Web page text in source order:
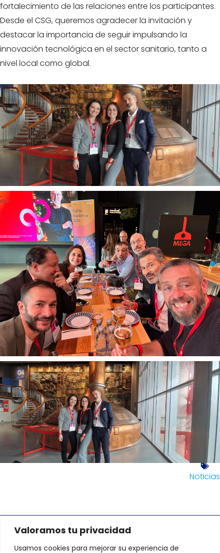
Valoramos tu privacidad
Usamos cookies para mejorar su experiencia de
fortalecimiento de las relaciones entre los participantes.
Desde el CSG, queremos agradecer la invitación y
destacar la importancia de seguir impulsando la
innovación tecnológica en el sector sanitario, tanto a
nivel local como global.
Noticias
DIRECCIÓN:
Avenida de Fernando de Casas